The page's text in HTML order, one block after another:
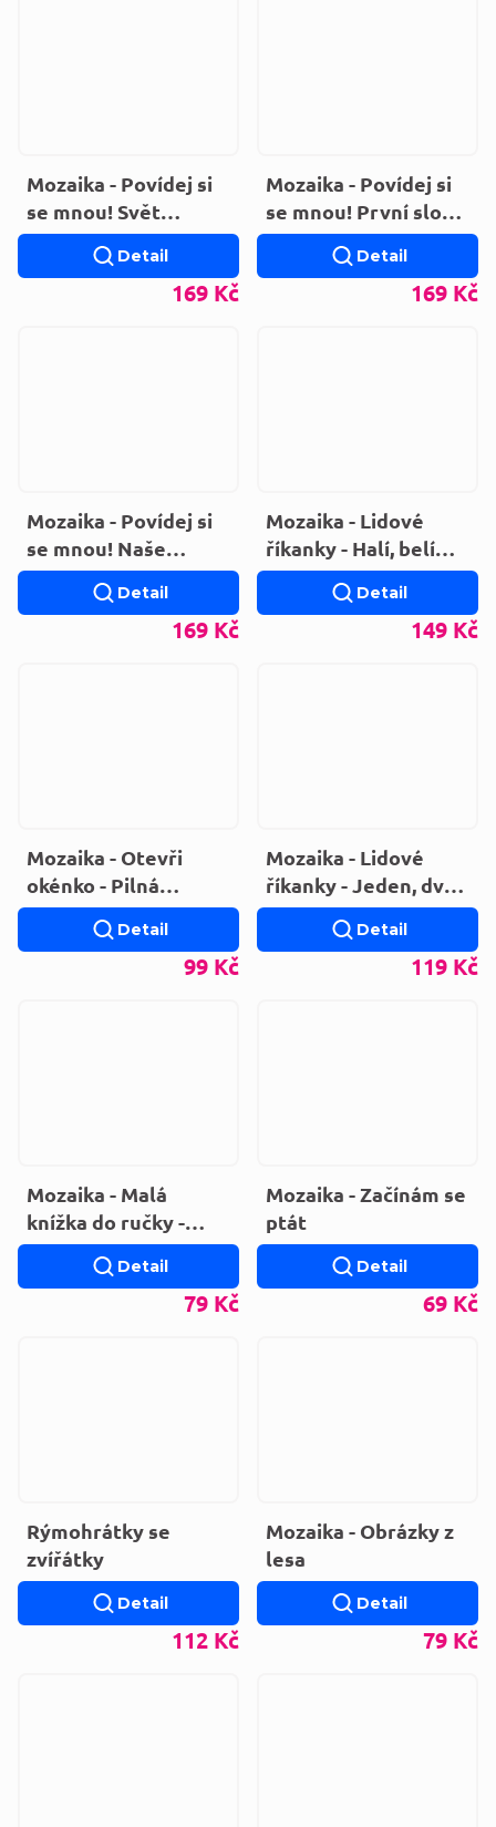
Mozaika - Povídej si
se mnou! Svět
techniky
(LEPORELO)
169 Kč
Detail
Mozaika - Povídej si
se mnou! První slova
(LEPORELO)
169 Kč
Detail
Mozaika - Povídej si
se mnou! Naše
zvířata (LEPORELO)
169 Kč
Detail
Mozaika - Lidové
říkanky - Halí, belí
(LEPORELO)
149 Kč
Detail
Mozaika - Otevři
okénko - Pilná
včelička (LEPORELO)
99 Kč
Detail
Mozaika - Lidové
říkanky - Jeden, dva,
tři (LEPORELO)
119 Kč
Detail
Mozaika - Malá
knížka do ručky -
Slůvka (LEPORELO)
79 Kč
Detail
Mozaika - Začínám se
ptát
69 Kč
Detail
Rýmohrátky se
zvířátky
112 Kč
Detail
Mozaika - Obrázky z
lesa
79 Kč
Detail